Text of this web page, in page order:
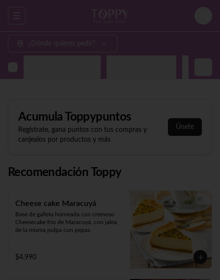
Abrir menu de navegación Login
¿Dónde quieres pedir?
Acumula Toppypuntos
Regístrate, gana puntos con tus compras y
canjealos por productos y más
Únete
Recomendación Toppy
Cheese cake Maracuyá
Base de galleta horneada con cremoso
Cheesecake frio de Maracuyá, con jalea
de la misma pulpa con pepas.
$4.990